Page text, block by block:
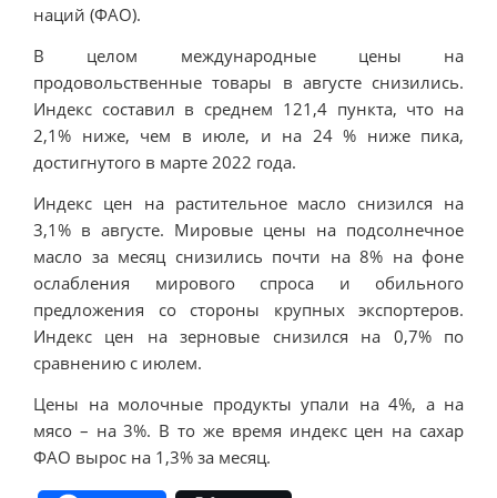
наций (ФАО).
В целом международные цены на
продовольственные товары в августе снизились.
Индекс составил в среднем 121,4 пункта, что на
2,1% ниже, чем в июле, и на 24 % ниже пика,
достигнутого в марте 2022 года.
Индекс цен на растительное масло снизился на
3,1% в августе. Мировые цены на подсолнечное
масло за месяц снизились почти на 8% на фоне
ослабления мирового спроса и обильного
предложения со стороны крупных экспортеров.
Индекс цен на зерновые снизился на 0,7% по
сравнению с июлем.
Цены на молочные продукты упали на 4%, а на
мясо – на 3%. В то же время индекс цен на сахар
ФАО вырос на 1,3% за месяц.